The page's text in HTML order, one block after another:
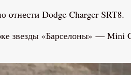
Dodge Charger SRT8.
звезды «Барселоны» — Mini